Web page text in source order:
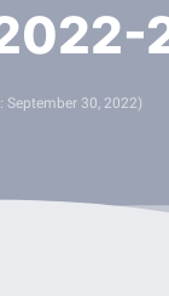
September 30, 2022)